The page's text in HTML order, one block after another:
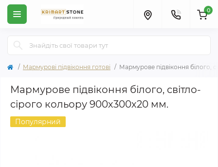
0
Мармурові підвіконня готові Мармурове підвіконня білого,
Мармурове підвіконня білого, світло-
сірого кольору 900х300х20 мм.
Популярний